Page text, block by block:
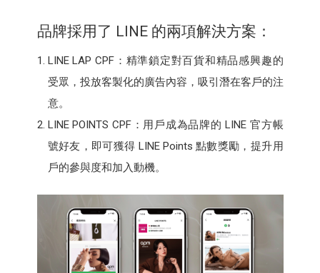
品牌採用了 LINE 的兩項解決方案：
LINE LAP CPF：精準鎖定對百貨和精品感興趣的
受眾，投放客製化的廣告內容，吸引潛在客戶的注
意。
LINE POINTS CPF：用戶成為品牌的 LINE 官方帳
號好友，即可獲得 LINE Points 點數獎勵，提升用
戶的參與度和加入動機。